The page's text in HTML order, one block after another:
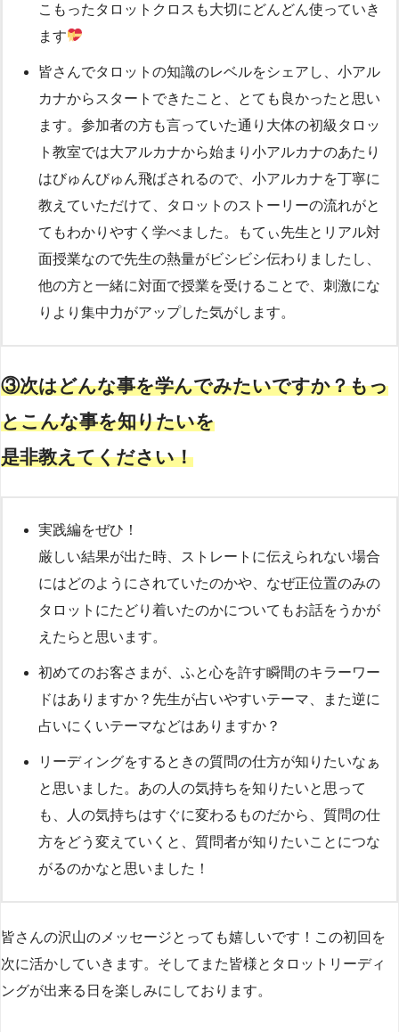
こもったタロットクロスも大切にどんどん使っていき
ます
皆さんでタロットの知識のレベルをシェアし、小アル
カナからスタートできたこと、とても良かったと思い
ます。参加者の方も言っていた通り大体の初級タロッ
ト教室では大アルカナから始まり小アルカナのあたり
はびゅんびゅん飛ばされるので、小アルカナを丁寧に
教えていただけて、タロットのストーリーの流れがと
てもわかりやすく学べました。もてぃ先生とリアル対
面授業なので先生の熱量がビシビシ伝わりましたし、
他の方と一緒に対面で授業を受けることで、刺激にな
りより集中力がアップした気がします。
③次はどんな事を学んでみたいですか？もっ
とこんな事を知りたいを
是非教えてください！
実践編をぜひ！
厳しい結果が出た時、ストレートに伝えられない場合
にはどのようにされていたのかや、なぜ正位置のみの
タロットにたどり着いたのかについてもお話をうかが
えたらと思います。
初めてのお客さまが、ふと心を許す瞬間のキラーワー
ドはありますか？先生が占いやすいテーマ、また逆に
占いにくいテーマなどはありますか？
リーディングをするときの質問の仕方が知りたいなぁ
と思いました。あの人の気持ちを知りたいと思って
も、人の気持ちはすぐに変わるものだから、質問の仕
方をどう変えていくと、質問者が知りたいことにつな
がるのかなと思いました！
皆さんの沢山のメッセージとっても嬉しいです！この初回を
次に活かしていきます。そしてまた皆様とタロットリーディ
ングが出来る日を楽しみにしております。